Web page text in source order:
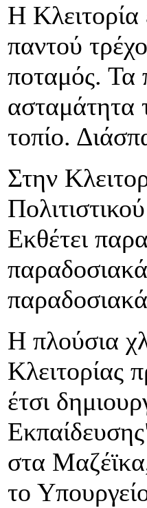
Η Κλειτορία
παντού
ποταμός. Τα
ασταμάτητα
τοπίο.
Στην
Εκθέτει
Η πλούσια
Κλειτορίας
έτσι
στα
το